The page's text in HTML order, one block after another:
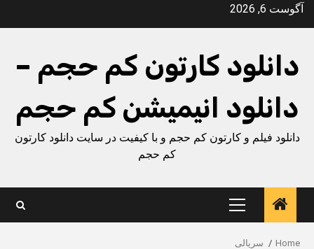
Skipآگوست 6, 2026
دانلود کارتون کم حجم –
دانلود انیمیشن کم حجم
دانلود فیلم و کارتون کم حجم و با کیفیت در سایت دانلود کارتون
کم حجم
Primary
Menu
Home سریالی